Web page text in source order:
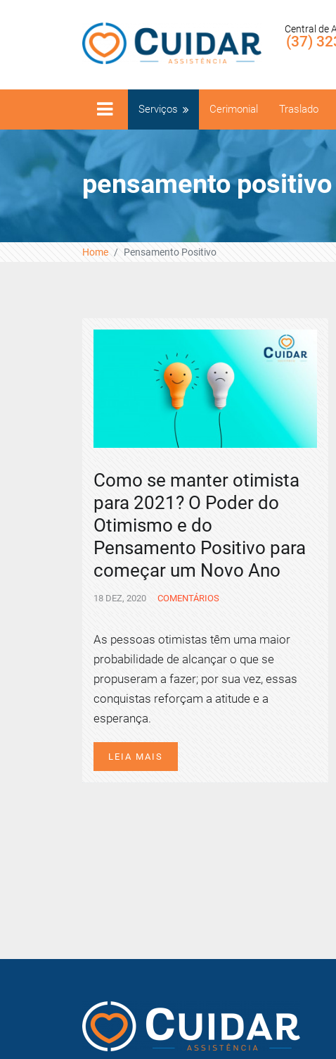
Central de
(37)
Serviços Cerimonial Traslado
pensamento positivo
Home Pensamento Positivo
Como se manter otimista
para 2021? O Poder do
Otimismo e do
Pensamento Positivo para
começar um Novo Ano
18 DEZ, 2020 COMENTÁRIOS
As pessoas otimistas têm uma maior
probabilidade de alcançar o que se
propuseram a fazer; por sua vez, essas
conquistas reforçam a atitude e a
esperança.
LEIA MAIS